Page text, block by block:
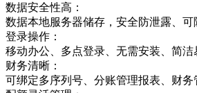
数据安全性高：
数据本地服务器储存，安全防泄露、可
登录操作：
移动办公、多点登录、无需安装、简洁
财务清晰：
可绑定多序列号、分账管理报表、财务